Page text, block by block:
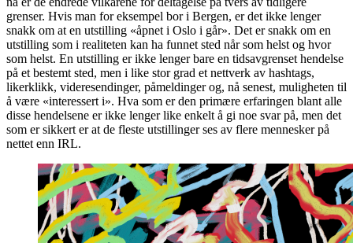
grenser. Hvis man for eksempel bor i Bergen, er det ikke lenger
snakk om at en utstilling «åpnet i Oslo i går». Det er snakk om en
utstilling som i realiteten kan ha funnet sted når som helst og hvor
som helst. En utstilling er ikke lenger bare en tidsavgrenset hendelse
på et bestemt sted, men i like stor grad et nettverk av hashtags,
likerklikk, videresendinger, påmeldinger og, nå senest, muligheten til
å være «interessert i». Hva som er den primære erfaringen blant alle
disse hendelsene er ikke lenger like enkelt å gi noe svar på, men det
som er sikkert er at de fleste utstillinger ses av flere mennesker på
nettet enn IRL.